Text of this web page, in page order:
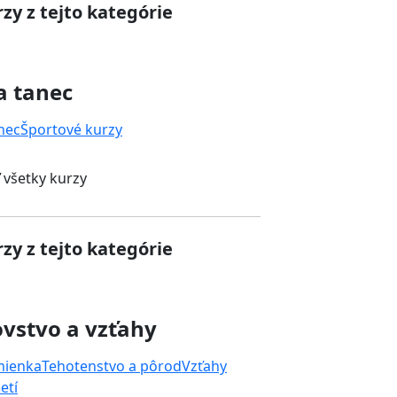
z tejto kategórie
tanec
Športové kurzy
kurzy
z tejto kategórie
a vzťahy
Tehotenstvo a pôrodVzťahy